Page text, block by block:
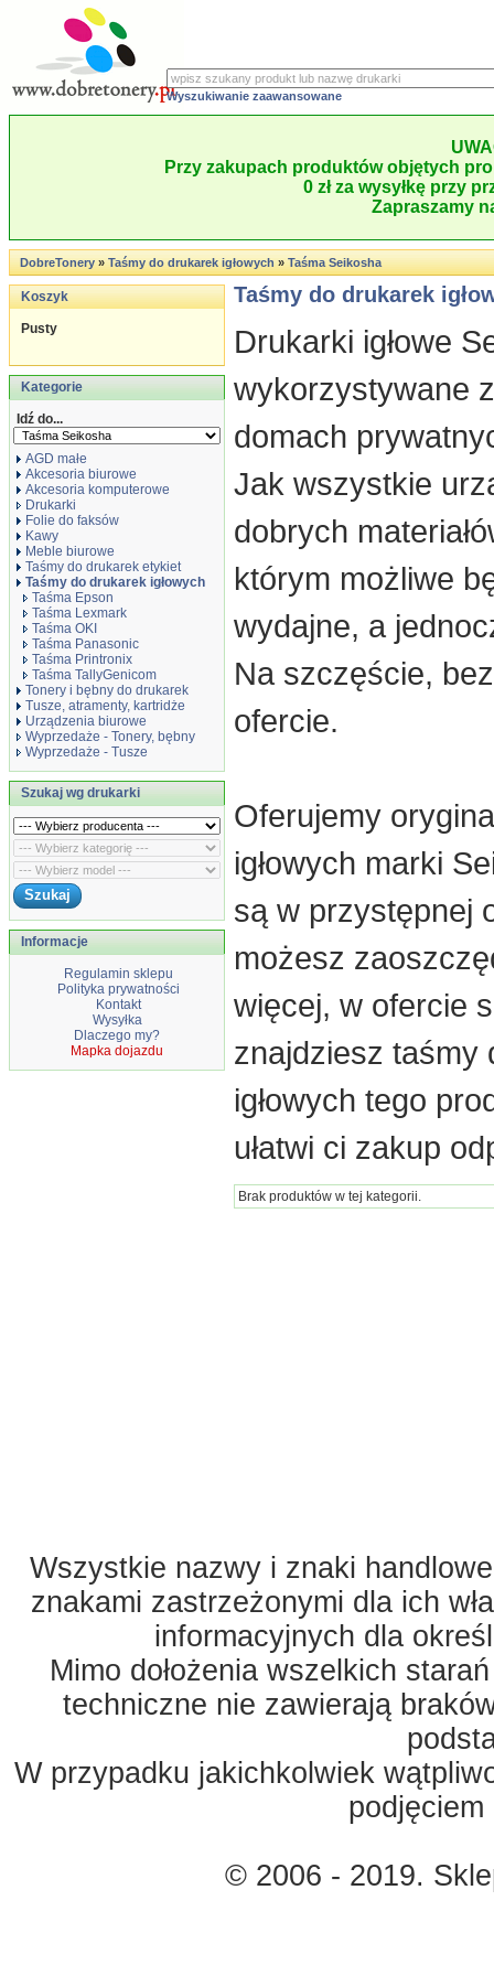
Wyszukiwanie zaawansowane
Przy zakupach produktów objętych
0 zł za wysyłkę przy
Zapraszamy
DobreTonery»Taśmy do drukarek igłowych»Taśma Seikosha
Koszyk
Pusty
Kategorie
Idź do...
AGD małe
Akcesoria biurowe
Akcesoria komputerowe
Drukarki
Folie do faksów
Kawy
Meble biurowe
Taśmy do drukarek etykiet
Taśmy do drukarek igłowych
Taśma Epson
Taśma Lexmark
Taśma OKI
Taśma Panasonic
Taśma Printronix
Taśma TallyGenicom
Tonery i bębny do drukarek
Tusze, atramenty, kartridże
Urządzenia biurowe
Wyprzedaże - Tonery, bębny
Wyprzedaże - Tusze
Szukaj wg drukarki
Informacje
Regulamin sklepu
Polityka prywatności
Kontakt
Wysyłka
Dlaczego my?
Mapka dojazdu
Taśmy do drukarek
Drukarki igłowe
wykorzystywane
domach
Jak wszystkie
dobrych
którym możliwe
wydajne, a
Na szczęście,
ofercie.
Oferujemy
igłowych marki
są w przystępnej
możesz
więcej, w ofercie
znajdziesz taśmy
igłowych tego
ułatwi ci zakup
Brak produktów w tej kategorii.
Wszystkie nazwy i znaki
znakami zastrzeżonymi dla ich
informacyjnych dla
Mimo dołożenia wszelkich
techniczne nie zawierają
W przypadku jakichkolwiek
© 2006 - 2019.